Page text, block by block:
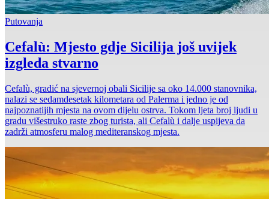
Putovanja
Cefalù: Mjesto gdje Sicilija još uvijek
izgleda stvarno
Cefalù, gradić na sjevernoj obali Sicilije sa oko 14.000 stanovnika,
nalazi se sedamdesetak kilometara od Palerma i jedno je od
najpoznatijih mjesta na ovom dijelu ostrva. Tokom ljeta broj ljudi u
gradu višestruko raste zbog turista, ali Cefalù i dalje uspijeva da
zadrži atmosferu malog mediteranskog mjesta.